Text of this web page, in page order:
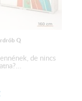
Q
de nincs